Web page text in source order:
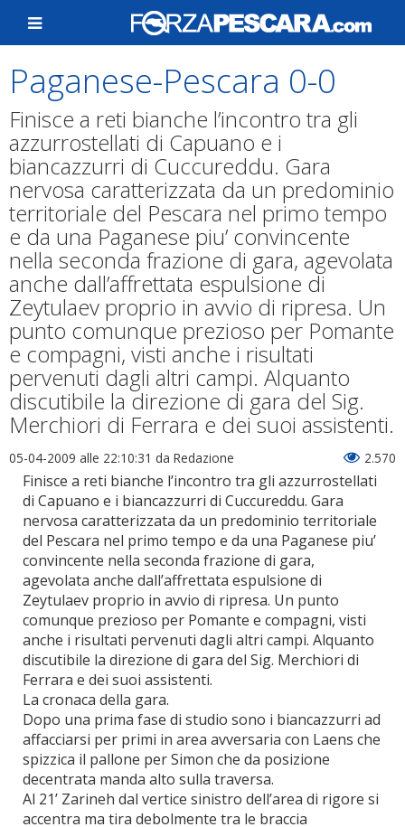
Paganese-Pescara 0-0
Finisce a reti bianche l’incontro tra gli
azzurrostellati di Capuano e i
biancazzurri di Cuccureddu. Gara
nervosa caratterizzata da un predominio
territoriale del Pescara nel primo tempo
e da una Paganese piu’ convincente
nella seconda frazione di gara, agevolata
anche dall’affrettata espulsione di
Zeytulaev proprio in avvio di ripresa. Un
punto comunque prezioso per Pomante
e compagni, visti anche i risultati
pervenuti dagli altri campi. Alquanto
discutibile la direzione di gara del Sig.
Merchiori di Ferrara e dei suoi assistenti.
05-04-2009 alle 22:10:31 da Redazione 2.570
Finisce a reti bianche l’incontro tra gli azzurrostellati
di Capuano e i biancazzurri di Cuccureddu. Gara
nervosa caratterizzata da un predominio territoriale
del Pescara nel primo tempo e da una Paganese piu’
convincente nella seconda frazione di gara,
agevolata anche dall’affrettata espulsione di
Zeytulaev proprio in avvio di ripresa. Un punto
comunque prezioso per Pomante e compagni, visti
anche i risultati pervenuti dagli altri campi. Alquanto
discutibile la direzione di gara del Sig. Merchiori di
Ferrara e dei suoi assistenti.
La cronaca della gara.
Dopo una prima fase di studio sono i biancazzurri ad
affacciarsi per primi in area avversaria con Laens che
spizzica il pallone per Simon che da posizione
decentrata manda alto sulla traversa.
Al 21’ Zarineh dal vertice sinistro dell’area di rigore si
accentra ma tira debolmente tra le braccia